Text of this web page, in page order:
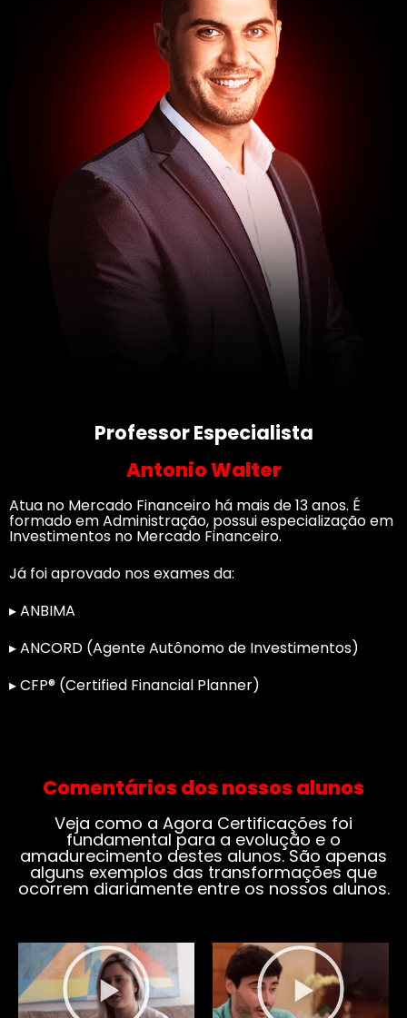
Professor Especialista
Antonio Walter
Atua no Mercado Financeiro há mais de 13 anos. É
formado em Administração, possui especialização em
Investimentos no Mercado Financeiro.
Já foi aprovado nos exames da:
▸ ANBIMA
▸ ANCORD (Agente Autônomo de Investimentos)
▸ CFP® (Certified Financial Planner)
Comentários dos nossos alunos
Veja como a Agora Certificações foi
fundamental para a evolução e o
amadurecimento destes alunos. São apenas
alguns exemplos das transformações que
ocorrem diariamente entre os nossos alunos.